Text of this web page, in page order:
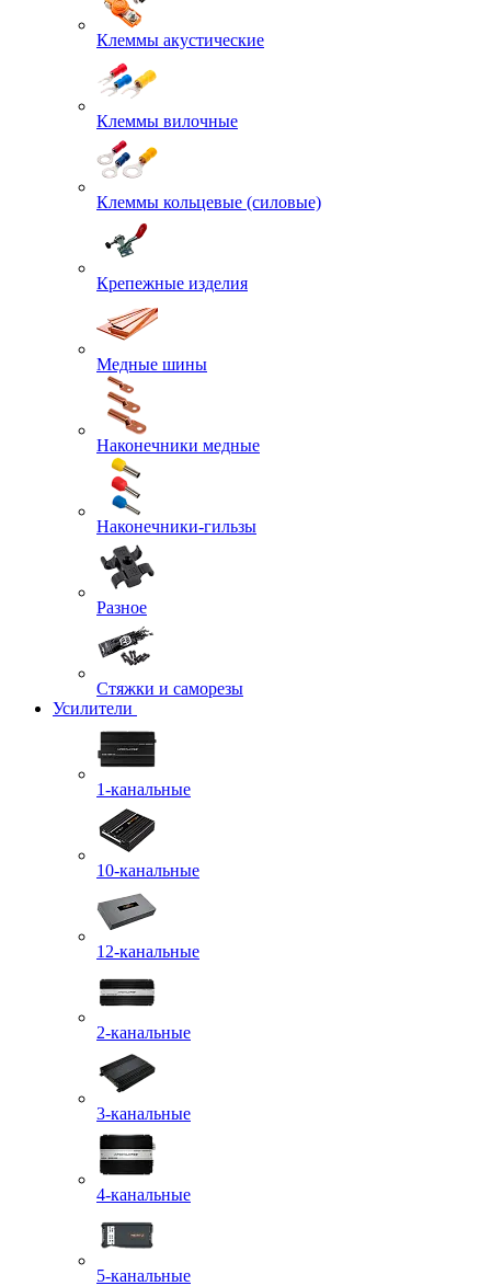
Клеммы акустические
Клеммы вилочные
Клеммы кольцевые (силовые)
Крепежные изделия
Медные шины
Наконечники медные
Наконечники-гильзы
Разное
Стяжки и саморезы
Усилители
1-канальные
10-канальные
12-канальные
2-канальные
3-канальные
4-канальные
5-канальные